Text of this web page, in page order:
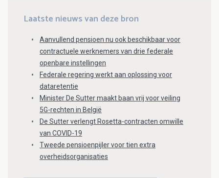
Laatste nieuws van deze bron
Aanvullend pensioen nu ook beschikbaar voor
contractuele werknemers van drie federale
openbare instellingen
Federale regering werkt aan oplossing voor
dataretentie
Minister De Sutter maakt baan vrij voor veiling
5G-rechten in België
De Sutter verlengt Rosetta-contracten omwille
van COVID-19
Tweede pensioenpijler voor tien extra
overheidsorganisaties